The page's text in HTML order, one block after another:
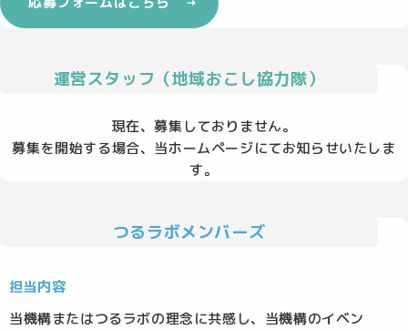
運営スタッフ（地域おこし協力隊）
現在、募集しておりません。
募集を開始する場合、当ホームページにてお知らせいたしま
す。
つるラボメンバーズ
担当内容
当機構またはつるラボの理念に共感し、当機構のイベン